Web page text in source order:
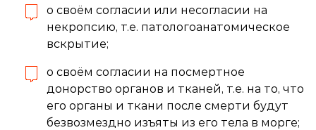
о своём согласии или несогласии на
некропсию, т.е. патологоанатомическое
вскрытие;
о своём согласии на посмертное
донорство органов и тканей, т.е. на то, что
его органы и ткани после смерти будут
безвозмездно изъяты из его тела в морге;